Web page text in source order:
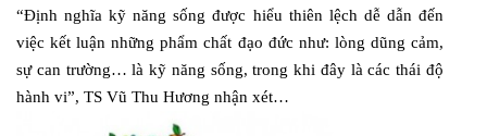
“Định nghĩa kỹ năng sống được hiểu thiên lệch dễ dẫn đến
việc kết luận những phẩm chất đạo đức như: lòng dũng cảm,
sự can trường… là kỹ năng sống, trong khi đây là các thái độ
hành vi”, TS Vũ Thu Hương nhận xét…